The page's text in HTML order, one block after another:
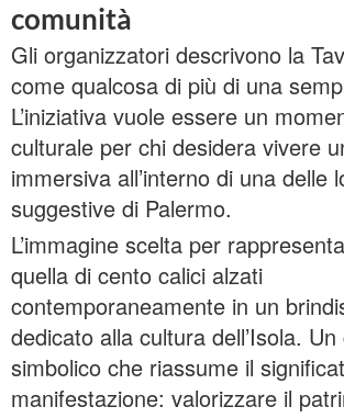
comunità
Gli organizzatori descrivono la
come qualcosa di più di una
L’iniziativa vuole essere un
culturale per chi desidera vivere
immersiva all’interno di una delle
suggestive di Palermo.
L’immagine scelta per
quella di cento calici alzati
contemporaneamente in un
dedicato alla cultura dell’Isola.
simbolico che riassume il
manifestazione: valorizzare il